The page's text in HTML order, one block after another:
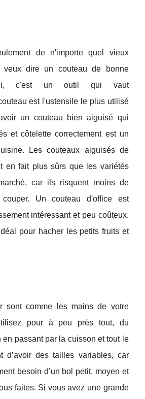
de n'importe quel vieux
dire un couteau de bonne
c'est un outil qui vaut
est l'ustensile le plus utilisé
un couteau bien aiguisé qui
et côtelette correctement est un
Les couteaux aiguisés de
en fait plus sûrs que les variétés
car ils risquent moins de
Un couteau d'office est
intéressant et peu coûteux.
pour hacher les petits fruits et
sont comme les mains de votre
pour à peu près tout, du
passant par la cuisson et tout le
d’avoir des tailles variables, car
besoin d’un bol petit, moyen et
faites. Si vous avez une grande